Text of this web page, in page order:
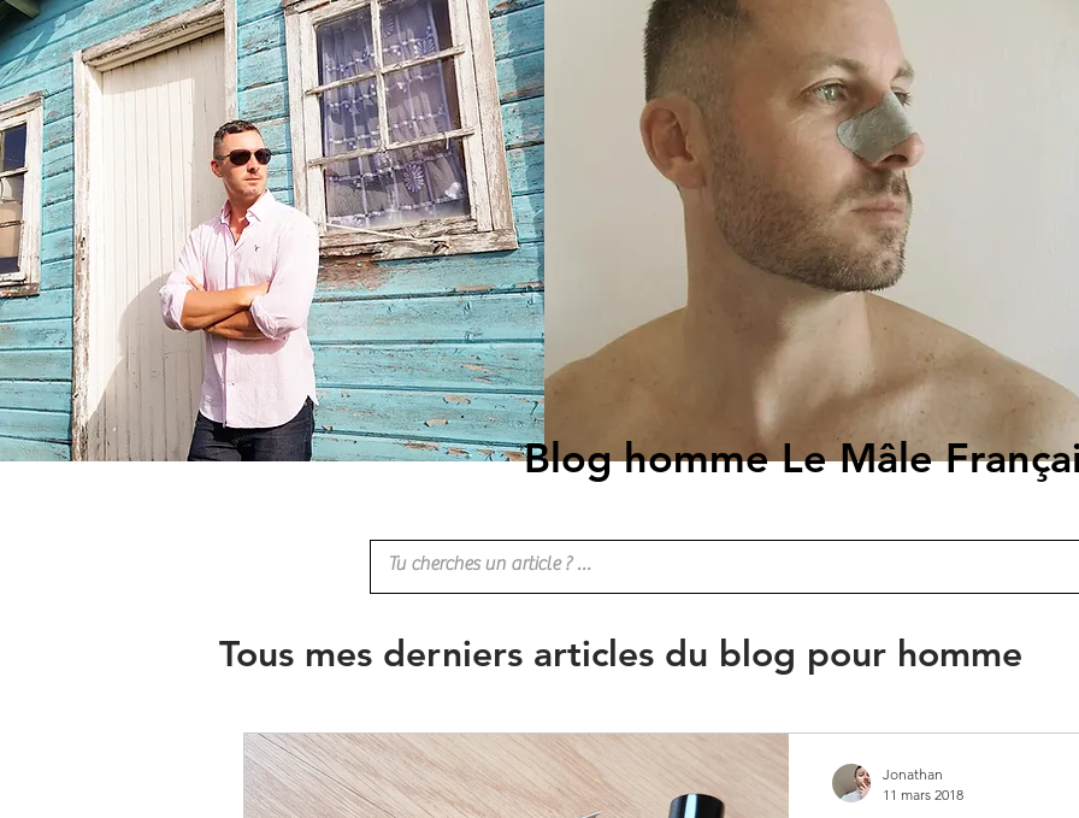
Blog homme Le Mâle
Tous mes derniers articles du blog pour homme
Jonathan
11 mars 2018